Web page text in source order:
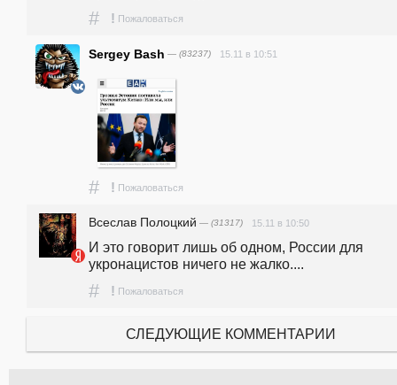
# ! Пожаловаться
Sergey Bash — (83237) 15.11 в 10:51
# ! Пожаловаться
Всеслав Полоцкий — (31317) 15.11 в 10:50
И это говорит лишь об одном, России для
укронацистов ничего не жалко....
# ! Пожаловаться
СЛЕДУЮЩИЕ КОММЕНТАРИИ